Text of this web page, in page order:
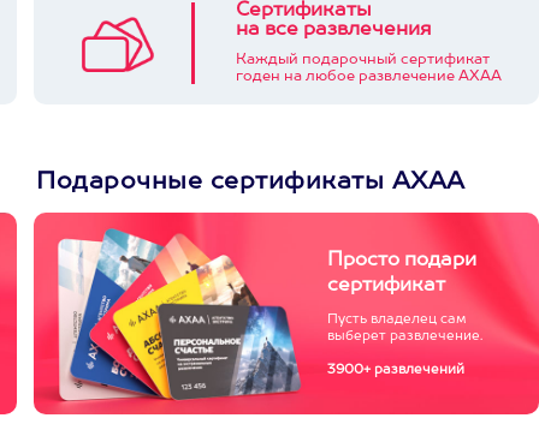
Сертификаты
на все развлечения
Каждый подарочный сертификат
годен на любое развлечение АХАА
Подарочные сертификаты АХАА
Просто подари
сертификат
Пусть владелец сам
выберет развлечение.
3900+ развлечений